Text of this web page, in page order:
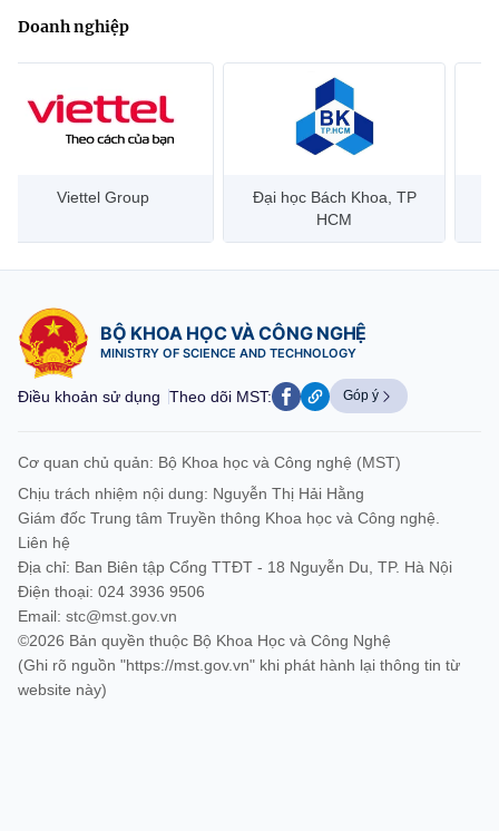
Doanh nghiệp
Đại học Bách Khoa, TP
Bưu điện Việt Nam –
Vietnam Post
BỘ KHOA HỌC VÀ CÔNG NGHỆ
MINISTRY OF SCIENCE AND TECHNOLOGY
Điều khoản sử dụng Theo dõi MST: Góp ý
Cơ quan chủ quản: Bộ Khoa học và Công nghệ (MST)
Chịu trách nhiệm nội dung: Nguyễn Thị Hải Hằng
Giám đốc Trung tâm Truyền thông Khoa học và Công nghệ.
Liên hệ
Địa chỉ: Ban Biên tập Cổng TTĐT - 18 Nguyễn Du, TP. Hà Nội
Điện thoại: 024 3936 9506
Email: stc@mst.gov.vn
©2026 Bản quyền thuộc Bộ Khoa Học và Công Nghệ
(Ghi rõ nguồn "https://mst.gov.vn" khi phát hành lại thông tin từ
website này)